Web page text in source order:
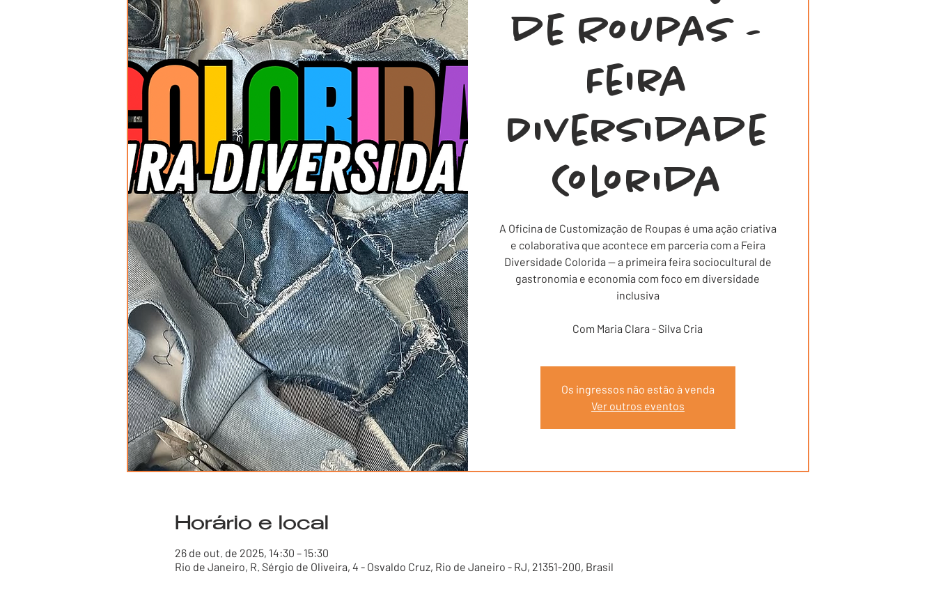
de Roupas -
Feira
Diversidade
Colorida
A Oficina de Customização de Roupas é uma ação criativa
e colaborativa que acontece em parceria com a Feira
Diversidade Colorida — a primeira feira sociocultural de
gastronomia e economia com foco em diversidade
inclusiva
Com Maria Clara - Silva Cria
Os ingressos não estão à venda
Ver outros eventos
Horário e local
26 de out. de 2025, 14:30 – 15:30
Rio de Janeiro, R. Sérgio de Oliveira, 4 - Osvaldo Cruz, Rio de Janeiro - RJ, 21351-200, Brasil